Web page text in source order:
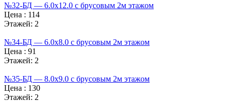
№32-БД — 6.0х12.0 с брусовым 2м этажом
Цена : 114
Этажей: 2
№34-БД — 6.0х8.0 с брусовым 2м этажом
Цена : 91
Этажей: 2
№35-БД — 8.0х9.0 с брусовым 2м этажом
Цена : 130
Этажей: 2